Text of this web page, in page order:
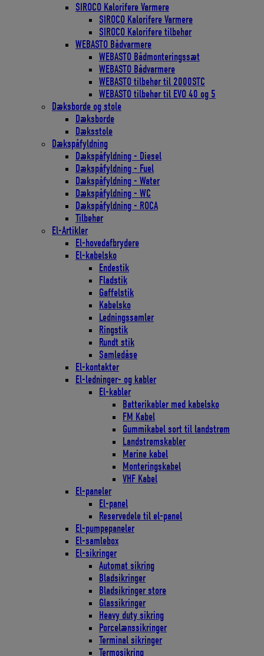
SIROCO Kalorifere Varmere
SIROCO Kalorifere Varmere
SIROCO Kalorifere tilbehør
WEBASTO Bådvarmere
WEBASTO Bådmonteringssæt
WEBASTO Bådvarmere
WEBASTO tilbehør til 2000STC
WEBASTO tilbehør til EVO 40 og 5
Dæksborde og stole
Dæksborde
Dæksstole
Dækspåfyldning
Dækspåfyldning - Diesel
Dækspåfyldning - Fuel
Dækspåfyldning - Water
Dækspåfyldning - WC
Dækspåfyldning - ROCA
Tilbehør
El-Artikler
El-hovedafbrydere
El-kabelsko
Endestik
Fladstik
Gaffelstik
Kabelsko
Ledningssamler
Ringstik
Rundt stik
Samledåse
El-kontakter
El-ledninger- og kabler
El-kabler
Batterikabler med kabelsko
FM Kabel
Gummikabel sort til landstrøm
Landstrømskabler
Marine kabel
Monteringskabel
VHF Kabel
El-paneler
El-panel
Reservedele til el-panel
El-pumpepaneler
El-samlebox
El-sikringer
Automat sikring
Bladsikringer
Bladsikringer store
Glassikringer
Heavy duty sikring
Porcelænssikringer
Terminal sikringer
Termosikring